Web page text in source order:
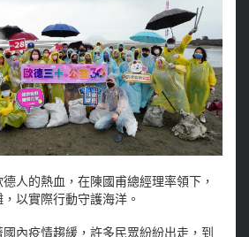
人的熱血，在陳國甫總經理率領下，
以實際行動守護海洋。
內疫情趨緩，許多民眾紛紛出走，到